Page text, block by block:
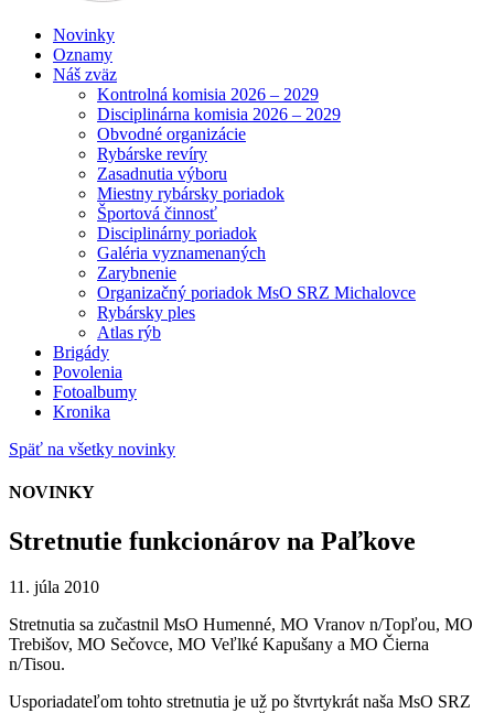
Novinky
Oznamy
Náš zväz
Kontrolná komisia 2026 – 2029
Disciplinárna komisia 2026 – 2029
Obvodné organizácie
Rybárske revíry
Zasadnutia výboru
Miestny rybársky poriadok
Športová činnosť
Disciplinárny poriadok
Galéria vyznamenaných
Zarybnenie
Organizačný poriadok MsO SRZ Michalovce
Rybársky ples
Atlas rýb
Brigády
Povolenia
Fotoalbumy
Kronika
Späť na všetky novinky
NOVINKY
Stretnutie funkcionárov na Paľkove
11. júla 2010
Stretnutia sa zučastnil MsO Humenné, MO Vranov n/Topľou, MO
Trebišov, MO Sečovce, MO Veľlké Kapušany a MO Čierna
n/Tisou.
Usporiadateľom tohto stretnutia je už po štvrtykrát naša MsO SRZ